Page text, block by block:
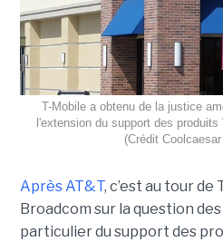
T-Mobile a obtenu de la justice
l'extension du support des
(Crédit
Après AT&T, c’est au tour de
Broadcom sur la question
particulier du support des